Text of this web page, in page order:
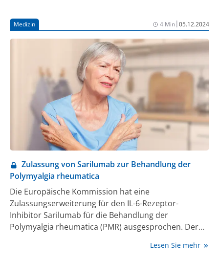
Vergleich zu Placebo deutlich häufiger erreicht. Die
Studien bestätigen damit die Wirksamkeit und
Sicherheit des Wirkstoffs in dieser Patientengruppe.
Medizin 4 Min|05.12.2024
Zulassung von Sarilumab zur Behandlung der
Polymyalgia rheumatica
Die Europäische Kommission hat eine
Zulassungserweiterung für den IL-6-Rezeptor-
Inhibitor Sarilumab für die Behandlung der
Polymyalgia rheumatica (PMR) ausgesprochen. Der
der mittelschweren bis schweren aktivenLesen Sie mehr